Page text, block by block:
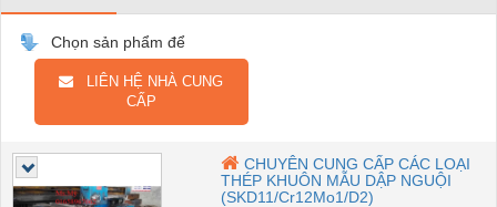
Chọn sản phẩm để
LIÊN HỆ NHÀ CUNG
CẤP
CHUYÊN CUNG CẤP CÁC LOẠI
THÉP KHUÔN MẪU DẬP NGUỘI
(SKD11/Cr12Mo1/D2)